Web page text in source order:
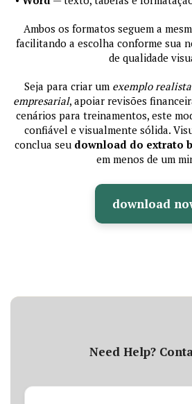
Ambos os formatos seguem a
facilitando a escolha conforme sua
de qualidade
Seja para criar um exemplo
empresarial, apoiar revisões
cenários para treinamentos, este
confiável e visualmente sólida.
conclua seu download do extrato
em menos de um
download
Need Help?